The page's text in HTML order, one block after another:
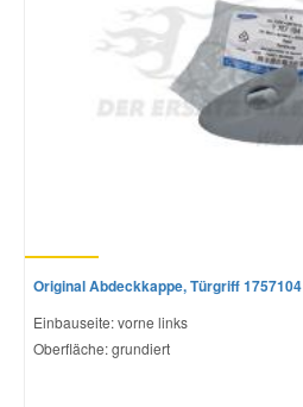
Original Abdeckkappe, Türgriff 1757104
Einbauseite: vorne links
Oberfläche: grundiert
Mazda Ersatzteile
Mercedes Ersatzteile